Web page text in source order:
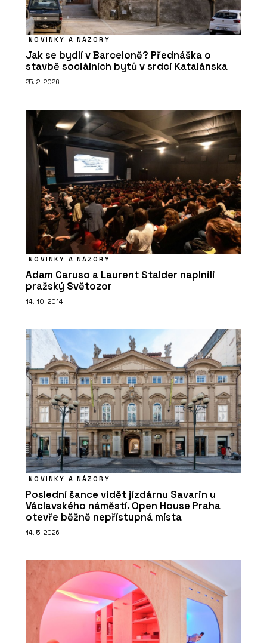
NOVINKY A NÁZORY
Jak se bydlí v Barceloně? Přednáška o
stavbě sociálních bytů v srdci Katalánska
25. 2. 2026
NOVINKY A NÁZORY
Adam Caruso a Laurent Stalder naplnili
pražský Světozor
14. 10. 2014
NOVINKY A NÁZORY
Poslední šance vidět jízdárnu Savarin u
Václavského náměstí. Open House Praha
otevře běžně nepřístupná místa
14. 5. 2026